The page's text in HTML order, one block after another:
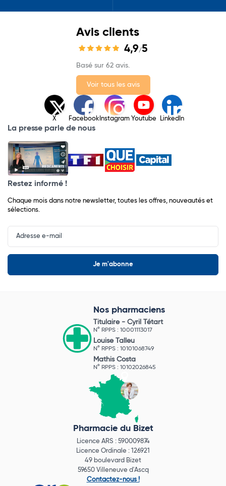
Avis clients
4,9/5
Basé sur 62 avis.
Voir tous les avis
X Facebook Instagram Youtube LinkedIn
La presse parle de nous
Restez informé !
Chaque mois dans notre newsletter, toutes les offres, nouveautés et
sélections.
Input
Newsletter
Nos pharmaciens
Titulaire - Cyril Tétart
N° RPPS : 10001113017
Louise Talleu
N° RPPS : 10101068749
Mathis Costa
N° RPPS : 10102026845
Pharmacie du Bizet
Licence ARS : 590009874
Licence Ordinale : 126921
49 boulevard Bizet
59650 Villeneuve d'Ascq
Contactez-nous !